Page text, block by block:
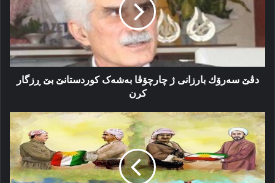
چارچۆڤا
به‌شه‌ک
کوردستانێ
بێ
ڕزگار
کرن
دڤێ سەرۆك بارزانی ژ چارچۆڤا به‌شه‌ک کوردستانێ بێ ڕزگار
کرن
بارزانی
و
شۆرەشێن
وان